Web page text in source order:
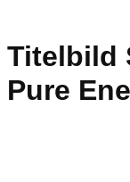
Titelbild
Pure